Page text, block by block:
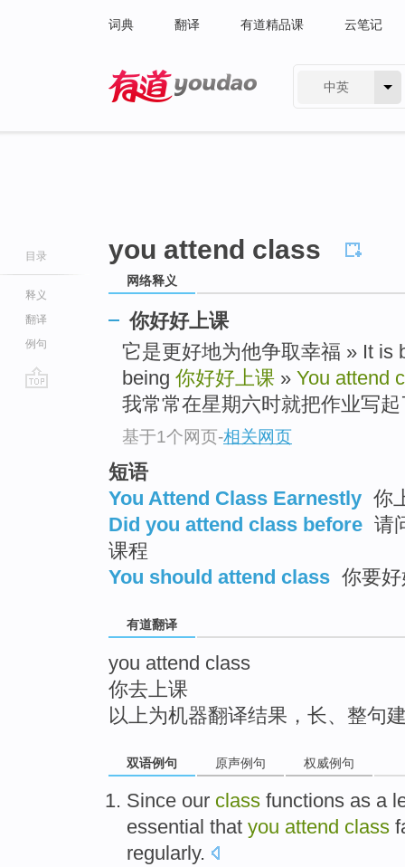
词典 翻译 有道精品课 云笔记
中英
目录
释义
翻译
例句
you attend class
网络释义
你好好上课
它是更好地为他争取幸福 » It is
being 你好好上课 » You attend
我常常在星期六时就把作业写
基于1个网页-相关网页
短语
You Attend Class Earnestly 你
Did you attend class before 请
课程
You should attend class 你要
有道翻译
you attend class
你去上课
以上为机器翻译结果，长、整句
双语例句 原声例句 权威例句
Since our class functions as a
essential that you attend class
regularly.